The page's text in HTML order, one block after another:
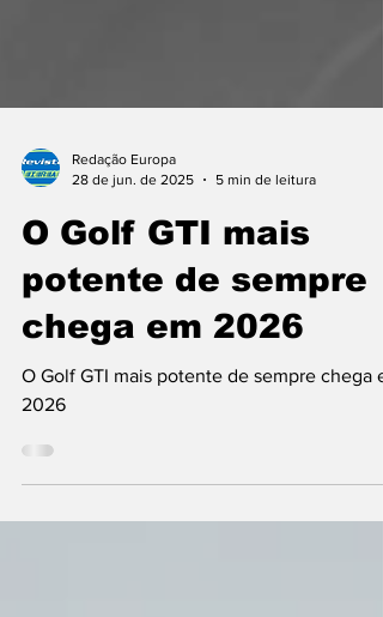
Redação Europa
28 de jun. de 2025
O Golf GTI mais
potente de sempre
chega em 2026
O Golf GTI mais potente de sempre chega em
2026